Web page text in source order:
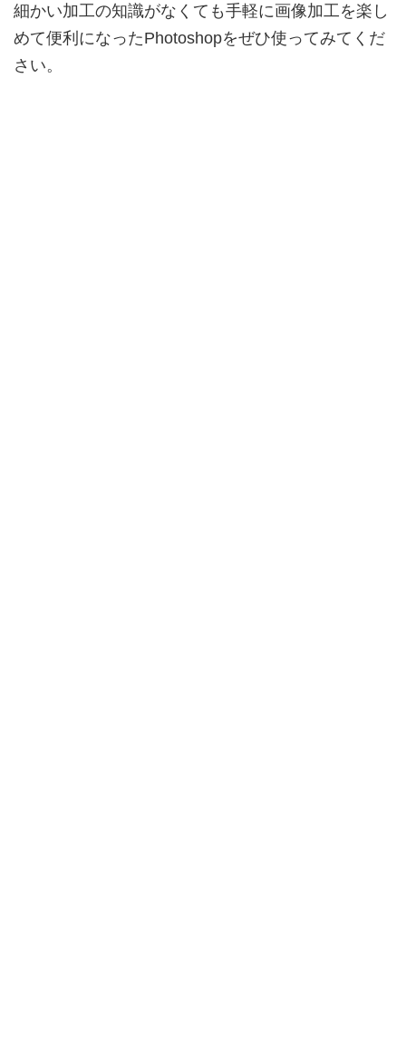
細かい加工の知識がなくても手軽に画像加工を楽し
めて便利になったPhotoshopをぜひ使ってみてくだ
さい。